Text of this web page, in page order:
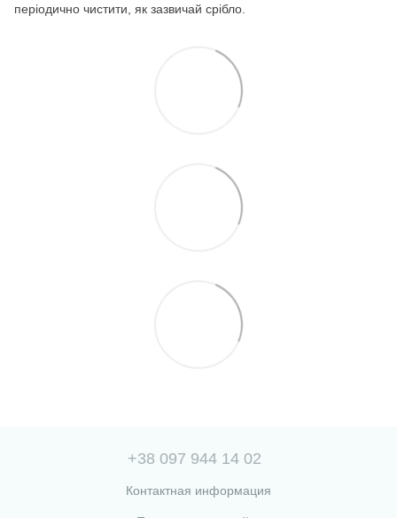
періодично чистити, як зазвичай срібло.
+38 097 944 14 02
Контактная информация